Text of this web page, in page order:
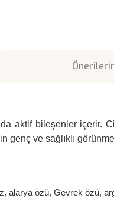
aktif bileşenler içerir.
genç ve sağlıklı
alarya özü, Gevrek özü,